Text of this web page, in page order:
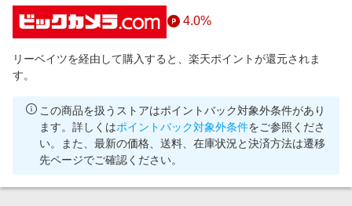
4.0%
リーベイツを経由して購入すると、楽天ポイントが還元されま
す。
この商品を扱うストアはポイントバック対象外条件があり
ます。詳しくはポイントバック対象外条件をご参照くださ
い。また、最新の価格、送料、在庫状況と決済方法は遷移
先ページでご確認ください。